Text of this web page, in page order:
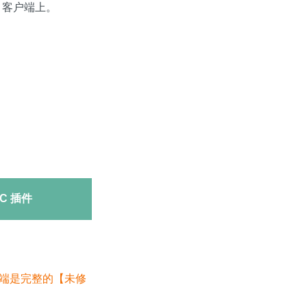
户端上。
插件
是完整的【未修